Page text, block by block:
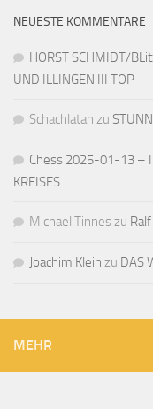
NEUESTE KOMMENTARE
HORST SCHMIDT/
UND ILLINGEN III TOP
Schachlatan zu
Chess 2025-01-13 –
KREISES
Michael Tinnes zu
Joachim Klein zu DAS
MEHR